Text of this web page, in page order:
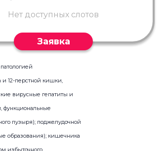
Нет доступных слотов
Заявка
12-перстной кишки,
вирусные гепатиты и
функциональные
пузыря); поджелудочной
образования); кишечника
избыточного